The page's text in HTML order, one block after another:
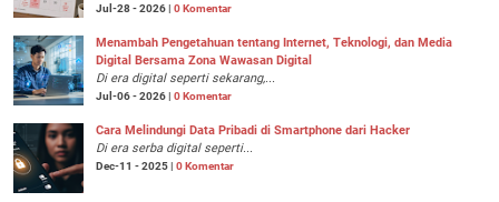
Jul-28 - 2026 | 0 Komentar
Menambah Pengetahuan tentang Internet, Teknologi, dan Media
Digital Bersama Zona Wawasan Digital
Di era digital seperti sekarang,...
Jul-06 - 2026 | 0 Komentar
Cara Melindungi Data Pribadi di Smartphone dari Hacker
Di era serba digital seperti...
Dec-11 - 2025 | 0 Komentar